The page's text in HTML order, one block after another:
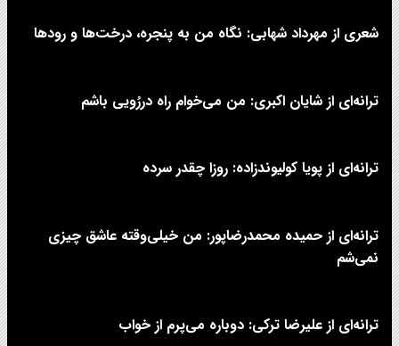
شعری از مهرداد شهابی: نگاه من به پنجره، درخت‌ها و رودها
ترانه‌ای از شایان اکبری: من می‌خوام راه دررُویی باشم
ترانه‌ای از پویا کولیوندزاده: روزا چقدر سرده
ترانه‌ای از حمیده محمدرضاپور: من خیلی‌وقته عاشق چیزی
نمی‌شم
ترانه‌ای از علیرضا ترکی: دوباره می‌پرم از خواب